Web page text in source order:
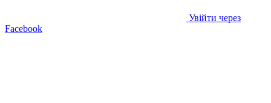
Увійти через
Facebook